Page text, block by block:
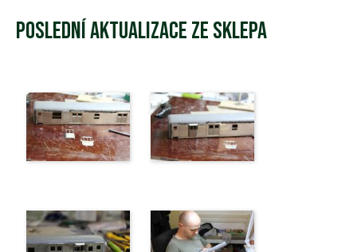
Poslední aktualizace ze sklepa